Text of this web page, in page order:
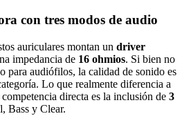
con tres modos de audio
auriculares montan un driver
impedancia de 16 ohmios. Si bien no
para audiófilos, la calidad de sonido es
Lo que realmente diferencia a
competencia directa es la inclusión de 3
Bass y Clear.